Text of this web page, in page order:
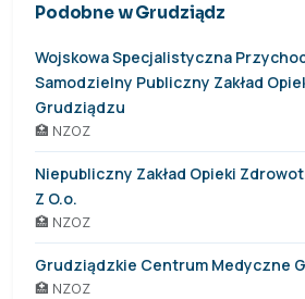
Podobne w Grudziądz
Wojskowa Specjalistyczna
Samodzielny Publiczny Zakład
Grudziądzu
🏥 NZOZ
Niepubliczny Zakład Opieki
Z O.o.
🏥 NZOZ
Grudziądzkie Centrum Medyczne
🏥 NZOZ